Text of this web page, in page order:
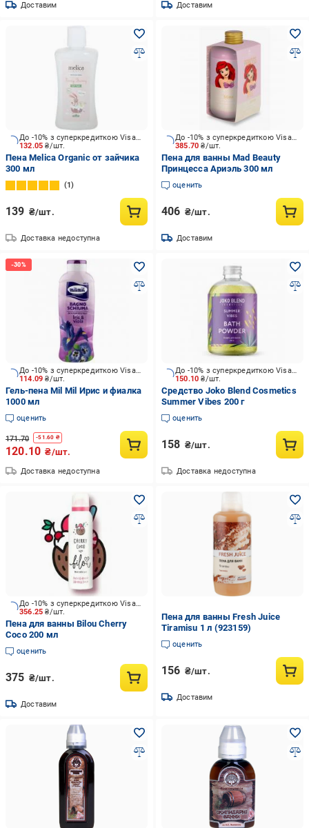
Доставим Доставим
132.05₴/шт.
До -10% з суперкредиткою Visa Вигода
Пена Melica Organic от зайчика
300 мл
1
139 ₴/шт.
Доставка недоступна
385.70₴/шт.
До -10% з суперкредиткою Visa Вигода
Пена для ванны Mad Beauty
Принцесса Ариэль 300 мл
оценить
406 ₴/шт.
Доставим
114.09₴/шт.
До -10% з суперкредиткою Visa Вигода
Гель-пена Mil Mil Ирис и фиалка
1000 мл
оценить
171.70 -51.60 ₴
120.10 ₴/шт.
Доставка недоступна
150.10₴/шт.
До -10% з суперкредиткою Visa Вигода
Средство Joko Blend Cosmetics
Summer Vibes 200 г
оценить
158 ₴/шт.
Доставка недоступна
356.25₴/шт.
До -10% з суперкредиткою Visa Вигода
Пена для ванны Bilou Cherry
Coco 200 мл
оценить
375 ₴/шт.
Доставим
Пена для ванны Fresh Juice
Tiramisu 1 л (923159)
оценить
156 ₴/шт.
Доставим